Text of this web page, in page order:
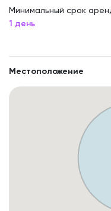
Минимальный срок
1 день
Местоположение